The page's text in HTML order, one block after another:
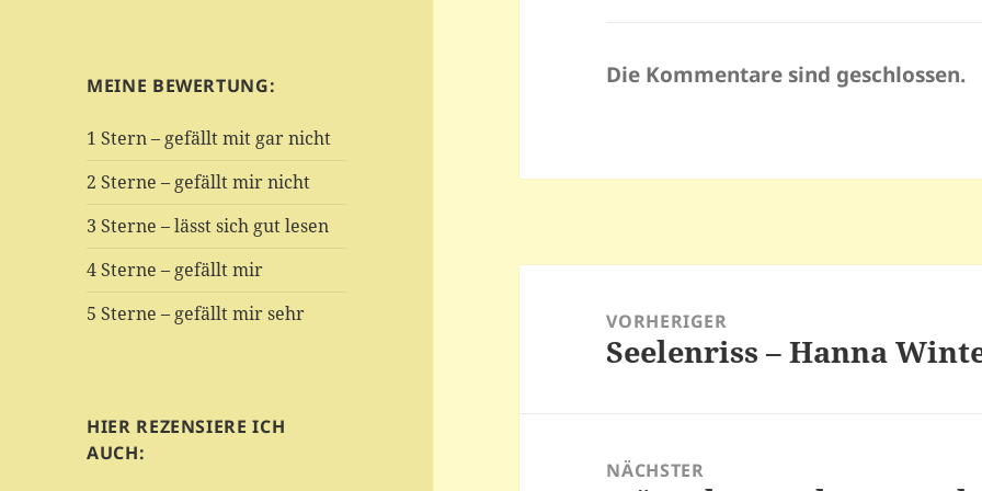
MEINE BEWERTUNG:
1 Stern – gefällt mit gar nicht
2 Sterne – gefällt mir nicht
3 Sterne – lässt sich gut lesen
4 Sterne – gefällt mir
5 Sterne – gefällt mir sehr
HIER REZENSIERE ICH
AUCH:
Die Kommentare sind geschlossen.
VORHERIGER
Vorheriger
Seelenriss – Hanna
NÄCHSTER